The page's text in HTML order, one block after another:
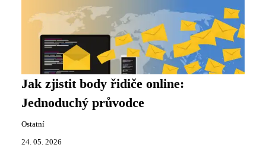
Jak zjistit body řidiče online:
Jednoduchý průvodce
Ostatní
24. 05. 2026